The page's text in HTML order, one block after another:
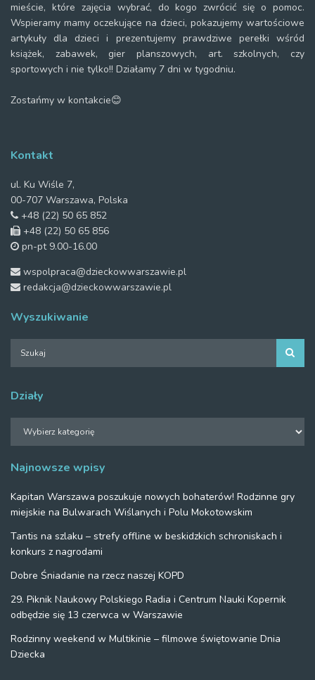
mieście, które zajęcia wybrać, do kogo zwrócić się o pomoc.
Wspieramy mamy oczekujące na dzieci, pokazujemy wartościowe
artykuły dla dzieci i prezentujemy prawdziwe perełki wśród
książek, zabawek, gier planszowych, art. szkolnych, czy
sportowych i nie tylko!! Działamy 7 dni w tygodniu.
Zostańmy w kontakcie😊
Kontakt
ul. Ku Wiśle 7,
00-707 Warszawa, Polska
+48 (22) 50 65 852
+48 (22) 50 65 856
pn-pt 9.00-16.00
wspolpraca@dzieckowwarszawie.pl
redakcja@dzieckowwarszawie.pl
Wyszukiwanie
Działy
Najnowsze wpisy
Kapitan Warszawa poszukuje nowych bohaterów! Rodzinne gry
miejskie na Bulwarach Wiślanych i Polu Mokotowskim
Tantis na szlaku – strefy offline w beskidzkich schroniskach i
konkurs z nagrodami
Dobre Śniadanie na rzecz naszej KOPD
29. Piknik Naukowy Polskiego Radia i Centrum Nauki Kopernik
odbędzie się 13 czerwca w Warszawie
Rodzinny weekend w Multikinie – filmowe świętowanie Dnia
Dziecka